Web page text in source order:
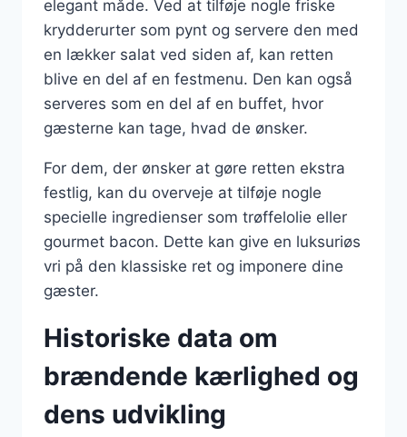
elegant måde. Ved at tilføje nogle friske
krydderurter som pynt og servere den med
en lækker salat ved siden af, kan retten
blive en del af en festmenu. Den kan også
serveres som en del af en buffet, hvor
gæsterne kan tage, hvad de ønsker.
For dem, der ønsker at gøre retten ekstra
festlig, kan du overveje at tilføje nogle
specielle ingredienser som trøffelolie eller
gourmet bacon. Dette kan give en luksuriøs
vri på den klassiske ret og imponere dine
gæster.
Historiske data om
brændende kærlighed og
dens udvikling